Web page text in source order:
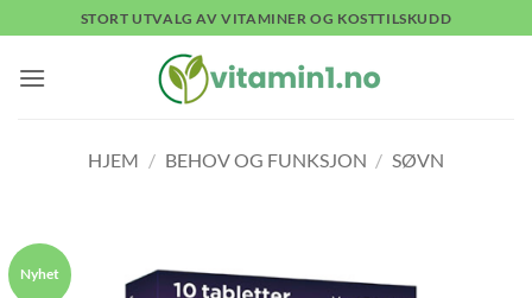
to
content
STORT UTVALG AV VITAMINER OG KOSTTILSKUDD
HJEM / BEHOV OG FUNKSJON / SØVN